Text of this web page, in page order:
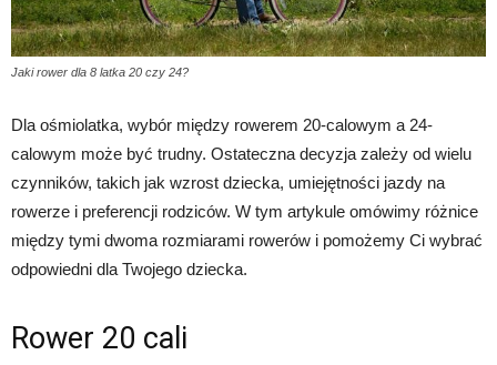
Jaki rower dla 8 latka 20 czy 24?
Dla ośmiolatka, wybór między rowerem 20-calowym a 24-
calowym może być trudny. Ostateczna decyzja zależy od wielu
czynników, takich jak wzrost dziecka, umiejętności jazdy na
rowerze i preferencji rodziców. W tym artykule omówimy różnice
między tymi dwoma rozmiarami rowerów i pomożemy Ci wybrać
odpowiedni dla Twojego dziecka.
Rower 20 cali